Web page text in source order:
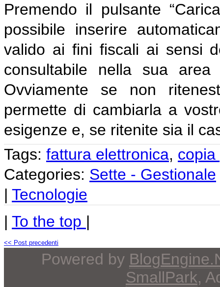
Premendo il pulsante
possibile inserire
valido ai fini fiscali ai sensi
consultabile nella sua
Ovviamente se non
permette di cambiarla a
esigenze e, se ritenite sia il
Tags: fattura elettronica, copia
Categories: Sette - Gestionale
| Tecnologie
| To the top |
<< Post precedenti
Powered by
SmallPark,